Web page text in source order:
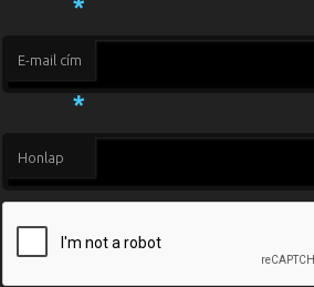
*
E-mail cím
*
Honlap